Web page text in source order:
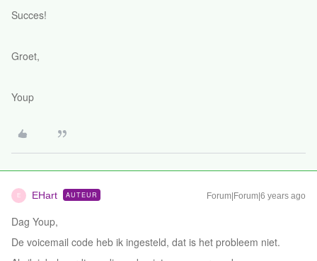
Succes!
Groet,
Youp
E EHart AUTEUR Forum|Forum|6 years ago
Dag Youp,
De voicemail code heb ik ingesteld, dat is het probleem niet.